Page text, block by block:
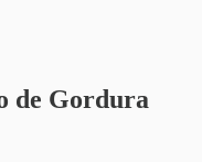
de Gordura